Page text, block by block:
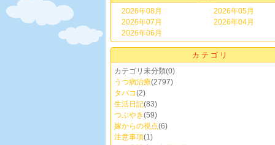
2026年08月
2026年07月
2026年06月
2026年05月
2026年04月
カテゴリ
カテゴリ未分類(0)
うつ病治療(2797)
タバコ(2)
生活日記(83)
つぶやき(59)
嫁からの視点(6)
注意事項(1)